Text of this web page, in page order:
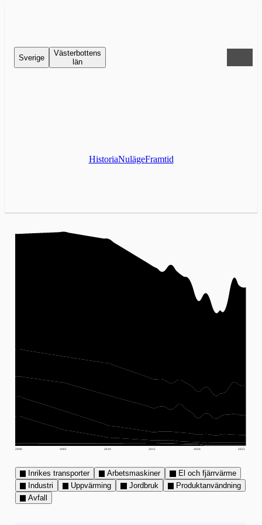
Sverige
Västerbottens
län
HistoriaNulägeFramtid
2000 2005 2010 2015 2020 2025
Inrikes transporter Arbetsmaskiner
El och fjärrvärme
Industri
Uppvärming Jordbruk
Produktanvändning
Avfall